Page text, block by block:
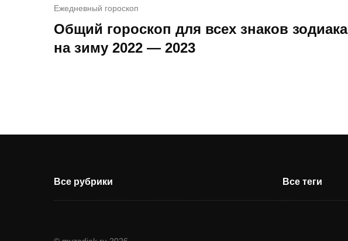
Ежедневный гороскоп
Общий гороскоп для всех знаков зодиака
на зиму 2022 — 2023
Все рубрики Все теги